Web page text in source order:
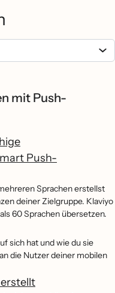
mit Push-
Push-
Sprachen erstellst
deiner Zielgruppe. Klaviyo
60 Sprachen übersetzen.
sich hat und wie du sie
die Nutzer deiner mobilen